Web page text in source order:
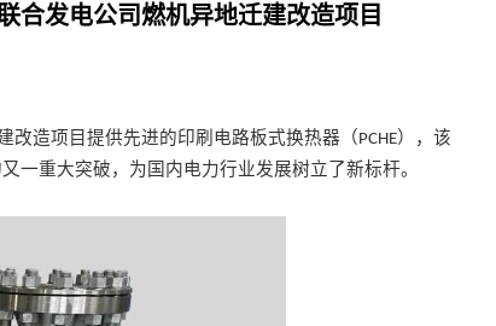
合发电公司燃机异地迁建改造项目
改造项目提供先进的印刷电路板式换热器（ PCHE），该
一重大突破，为国内电力行业发展树立 了新标杆。